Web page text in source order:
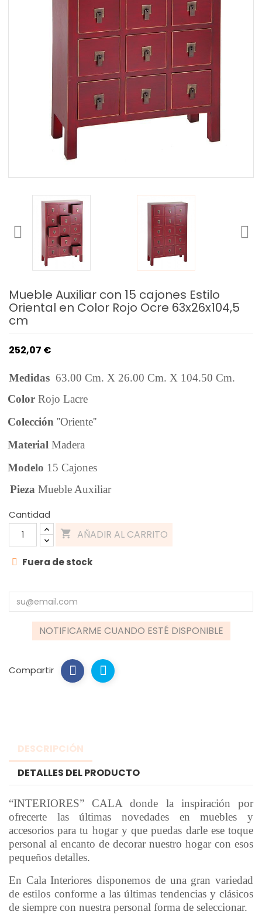
Mueble Auxiliar con 15 cajones Estilo
Oriental en Color Rojo Ocre 63x26x104,5
cm
252,07 €
Medidas 63.00 Cm. X 26.00 Cm. X 104.50 Cm.
Color Rojo Lacre
Colección ''Oriente''
Material Madera
Modelo 15 Cajones
Pieza Mueble Auxiliar
Cantidad
 AÑADIR AL CARRITO
Fuera de stock
NOTIFICARME CUANDO ESTÉ DISPONIBLE
Compartir
DESCRIPCIÓN
DETALLES DEL PRODUCTO
“INTERIORES” CALA donde la inspiración por
ofrecerte las últimas novedades en muebles y
accesorios para tu hogar y que puedas darle ese toque
personal al encanto de decorar nuestro hogar con esos
pequeños detalles.
En Cala Interiores disponemos de una gran variedad
de estilos conforme a las últimas tendencias y clásicos
de siempre con nuestra personal forma de seleccionar.